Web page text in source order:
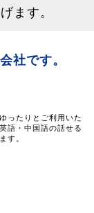
ます。
社です。
ったりとご利用いた
語・中国語の話せる
す。